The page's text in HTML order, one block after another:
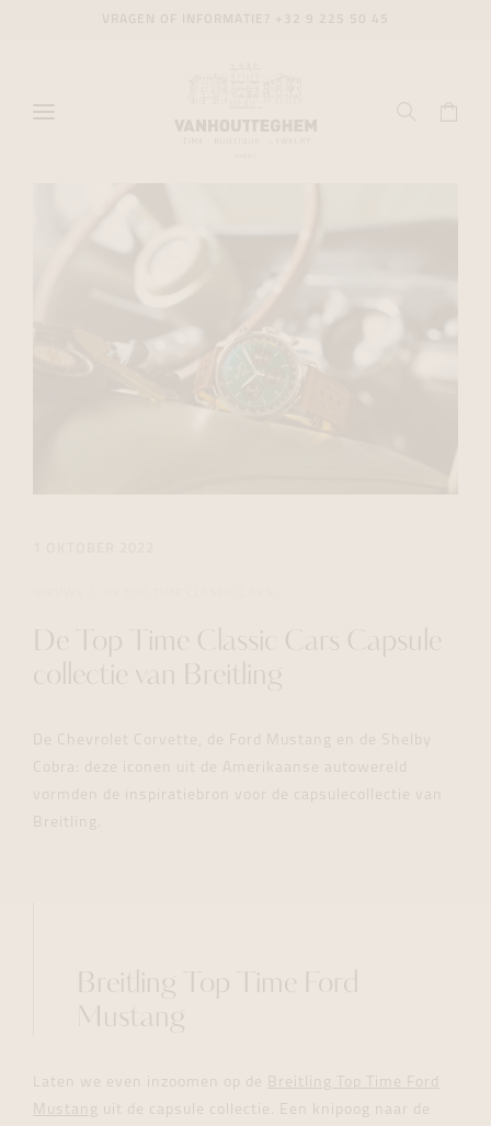
De Top Time Classic Cars Capsule
collectie van Breitling
De Chevrolet Corvette, de Ford Mustang en de Shelby
Cobra: deze iconen uit de Amerikaanse autowereld
vormden de inspiratiebron voor de capsulecollectie van
Breitling.
Breitling Top Time Ford
Mustang
Laten we even inzoomen op de
Breitling Top Time Ford
Mustang uit de capsule collectie. Een knipoog naar de